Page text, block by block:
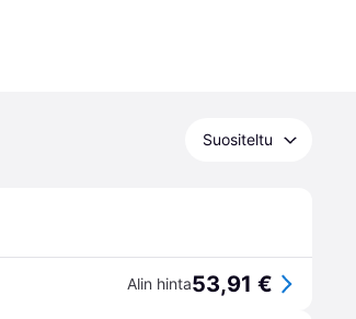
Suositeltu
Alin hinta53,91 €